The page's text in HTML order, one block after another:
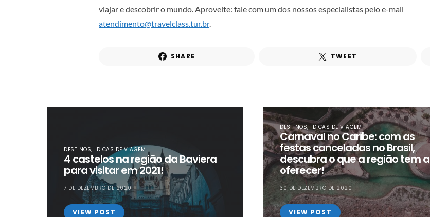
viajar e descobrir o mundo. Aproveite: fale com um dos nossos especialistas pelo e-mail
atendimento@travelclass.tur.br.
SHARE TWEET
DESTINOS DICAS DE VIAGEM
4 castelos na região da Baviera
para visitar em 2021!
7 DE DEZEMBRO DE 2020
VIEW POST
DESTINOS DICAS DE VIAGEM
Carnaval no Caribe: com as
festas canceladas no Brasil,
descubra o que a região tem a
oferecer!
30 DE DEZEMBRO DE 2020
VIEW POST